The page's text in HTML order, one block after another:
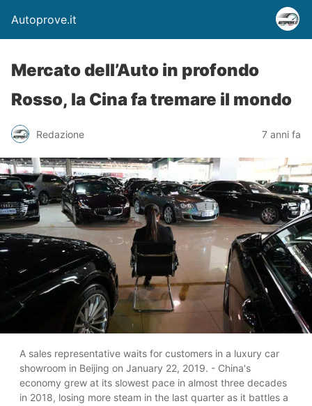
Autoprove.it
Mercato dell’Auto in profondo
Rosso, la Cina fa tremare il mondo
Redazione 7 anni fa
A sales representative waits for customers in a luxury car
showroom in Beijing on January 22, 2019. - China's
economy grew at its slowest pace in almost three decades
in 2018, losing more steam in the last quarter as it battles a